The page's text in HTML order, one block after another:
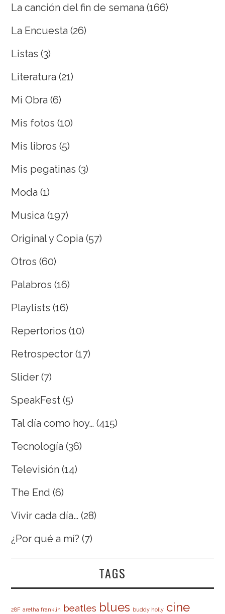
La canción del fin de semana (166)
La Encuesta (26)
Listas (3)
Literatura (21)
Mi Obra (6)
Mis fotos (10)
Mis libros (5)
Mis pegatinas (3)
Moda (1)
Musica (197)
Original y Copia (57)
Otros (60)
Palabros (16)
Playlists (16)
Repertorios (10)
Retrospector (17)
Slider (7)
SpeakFest (5)
Tal día como hoy… (415)
Tecnología (36)
Televisión (14)
The End (6)
Vivir cada día… (28)
¿Por qué a mí? (7)
TAGS
28F aretha franklin beatles blues buddy holly cine